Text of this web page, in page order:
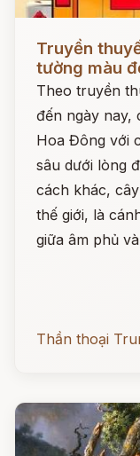
Đọc ngay
Truyền
tường màu
Theo truyền
đến ngày nay,
Hoa Đông với
sâu dưới lòng
cách khác,
thế giới, là
giữa âm phủ
Thần thoại